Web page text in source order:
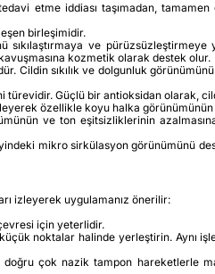
etme iddiası taşımadan,
birleşimidir.
sıkılaştırmaya ve
kozmetik olarak destek olur.
Cildin sıkılık ve dolgunluk
türevidir. Güçlü bir antioksidan olarak,
özellikle koyu halka
ve ton eşitsizliklerinin
mikro sirkülasyon görünümünü
izleyerek uygulamanız önerilir:
için yeterlidir.
noktalar halinde yerleştirin. Aynı
doğru çok nazik tampon hareketlerle